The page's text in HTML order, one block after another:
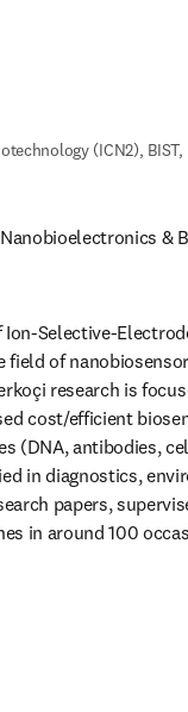
(ICN2), BIST,
&
Selective-
field of
research is
cost/efficient
(DNA, antibodies,
in diagnostics,
papers,
in around 100